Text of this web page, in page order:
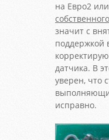
на Евро2
значит с
поддержкой
датчика. В
уверен, что
исправно.